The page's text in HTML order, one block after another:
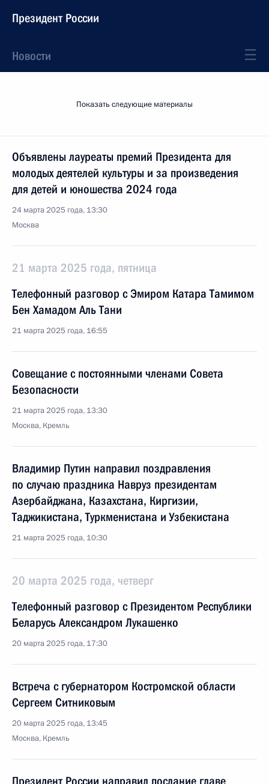
Президент России
Новости
Показать следующие материалы
Объявлены лауреаты премий Президента для
молодых деятелей культуры и за произведения
для детей и юношества 2024 года
24 марта 2025 года, 13:30
Москва
21 марта 2025 года, пятница
Телефонный разговор с Эмиром Катара Тамимом
Бен Хамадом Аль Тани
21 марта 2025 года, 16:55
Совещание с постоянными членами Совета
Безопасности
21 марта 2025 года, 13:30
Москва, Кремль
Владимир Путин направил поздравления
по случаю праздника Навруз президентам
Азербайджана, Казахстана, Киргизии,
Таджикистана, Туркменистана и Узбекистана
21 марта 2025 года, 10:30
20 марта 2025 года, четверг
Телефонный разговор с Президентом Республики
Беларусь Александром Лукашенко
20 марта 2025 года, 17:30
Встреча с губернатором Костромской области
Сергеем Ситниковым
20 марта 2025 года, 13:45
Москва, Кремль
Президент России направил послание главе